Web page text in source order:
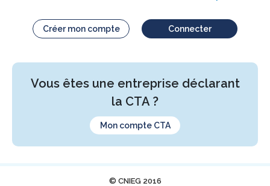
Créer mon compte Connecter
Vous êtes une entreprise déclarant
la CTA ?
Mon compte CTA
© CNIEG 2016